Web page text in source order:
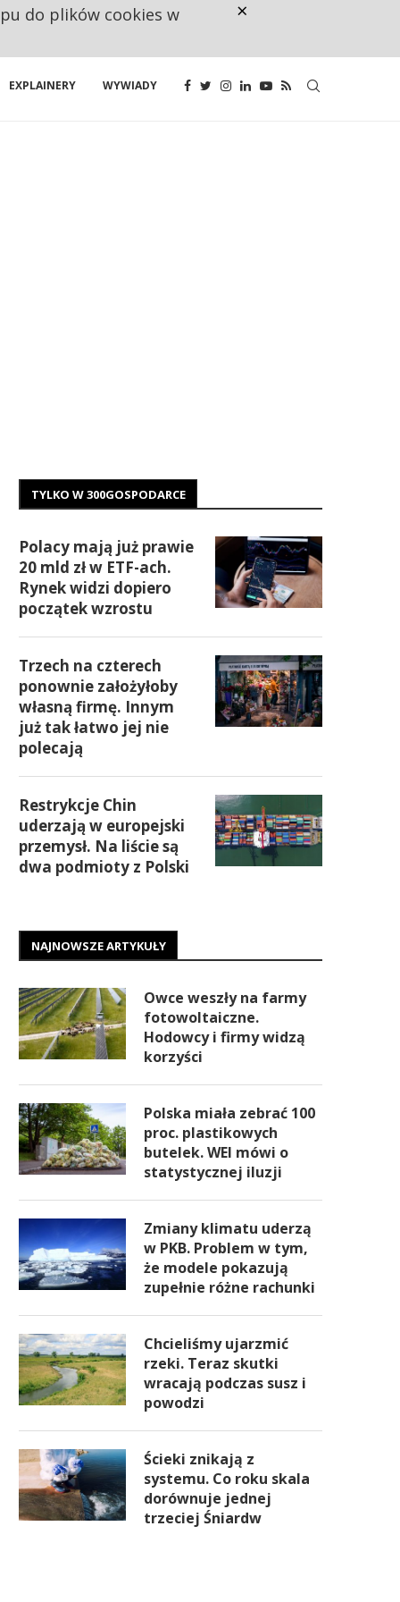
EXPLAINERY WYWIADY
TYLKO W 300GOSPODARCE
Polacy mają już prawie
20 mld zł w ETF-ach.
Rynek widzi dopiero
początek wzrostu
Trzech na czterech
ponownie założyłoby
własną firmę. Innym
już tak łatwo jej nie
polecają
Restrykcje Chin
uderzają w europejski
przemysł. Na liście są
dwa podmioty z Polski
NAJNOWSZE ARTYKUŁY
Owce weszły na farmy
fotowoltaiczne.
Hodowcy i firmy widzą
korzyści
Polska miała zebrać 100
proc. plastikowych
butelek. WEI mówi o
statystycznej iluzji
Zmiany klimatu uderzą
w PKB. Problem w tym,
że modele pokazują
zupełnie różne rachunki
Chcieliśmy ujarzmić
rzeki. Teraz skutki
wracają podczas susz i
powodzi
Ścieki znikają z
systemu. Co roku skala
dorównuje jednej
trzeciej Śniardw
do plików cookies w ×